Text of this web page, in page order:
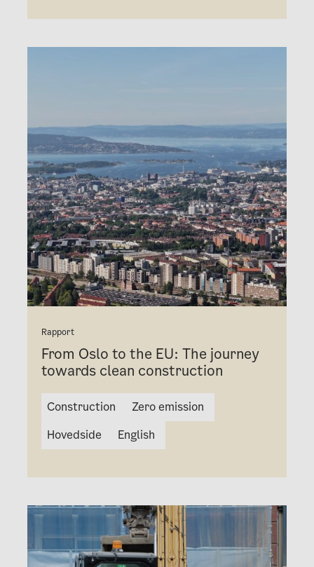
Rapport
From Oslo to the EU: The journey
towards clean construction
Construction
Zero emission
Hovedside
English